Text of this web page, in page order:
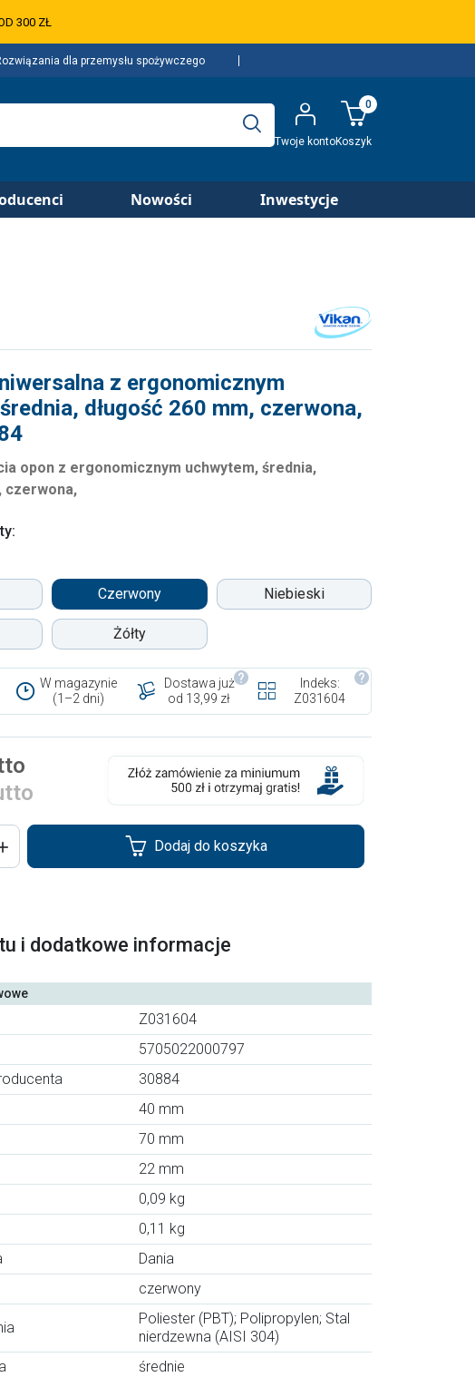
300 ZŁ
dla przemysłu spożywczego
Twoje kontoKoszyk
0
Nowości Inwestycje
z ergonomicznym
długość 260 mm, czerwona,
opon z ergonomicznym uchwytem, średnia,
czerwona,
Czerwony Niebieski
Żółty
W magazynie
(1–2 dni)
Dostawa już
od 13,99 zł
Indeks:
Z031604
Dodaj do koszyka
i dodatkowe informacje
Z031604
5705022000797
30884
40 mm
70 mm
22 mm
0,09 kg
0,11 kg
Dania
czerwony
Poliester (PBT); Polipropylen; Stal
nierdzewna (AISI 304)
średnie